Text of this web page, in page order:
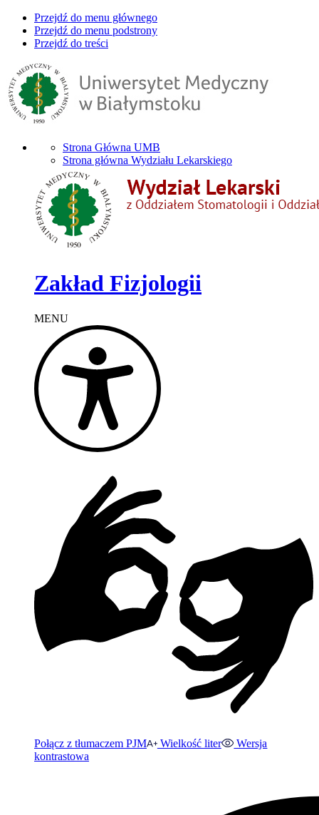
Przejdź do menu głównego
Przejdź do menu podstrony
Przejdź do treści
Strona Główna UMB
Strona główna Wydziału Lekarskiego
Zakład Fizjologii
MENU
Połącz z tłumaczem PJM Wielkość liter
Wersja
kontrastowa